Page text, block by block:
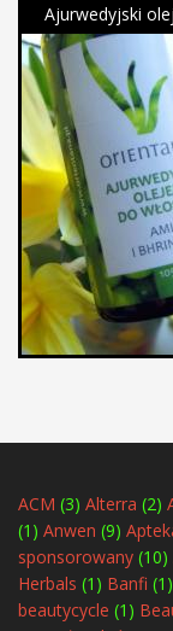
Ajurwedyjski
ACM (3) Alterra (2)
(1) Anwen (9)
sponsorowany (10)
Herbals (1) Banfi (1)
beautycycle (1)